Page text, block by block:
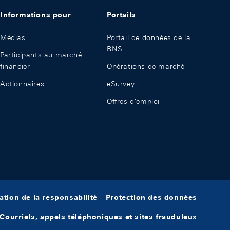
Informations pour
Médias
Participants au marché
financier
Actionnaires
Portails
Portail de données de la
BNS
Opérations de marché
eSurvey
Offres d'emploi
de la responsabilité Protection des données
Courriels, appels téléphoniques et sites frauduleux